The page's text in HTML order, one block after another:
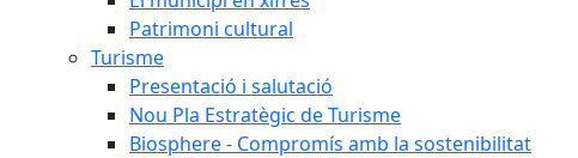
Patrimoni cultural
Turisme
Presentació i salutació
Nou Pla Estratègic de Turisme
Biosphere - Compromís amb la sostenibilitat